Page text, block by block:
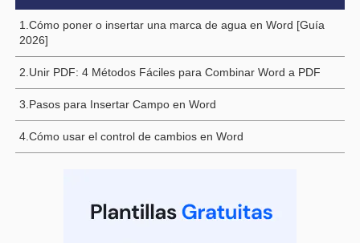
1.Cómo poner o insertar una marca de agua en Word [Guía
2026]
2.Unir PDF: 4 Métodos Fáciles para Combinar Word a PDF
3.Pasos para Insertar Campo en Word
4.Cómo usar el control de cambios en Word